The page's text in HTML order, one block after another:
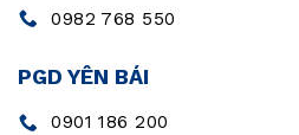
0982 768 550
PGD YÊN BÁI
0901 186 200